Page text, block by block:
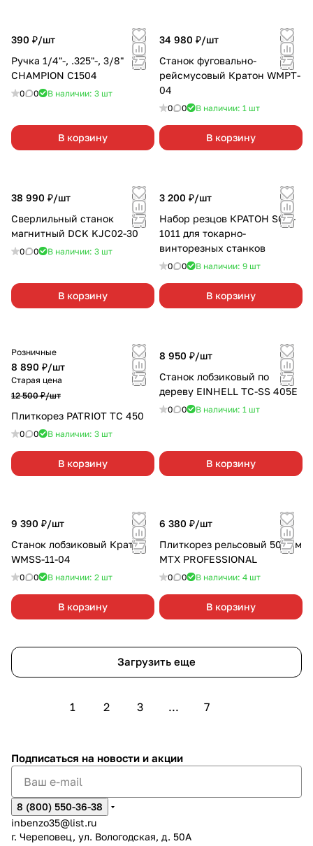
390 ₽/шт
Ручка 1/4"-, .325"-, 3/8"
CHAMPION C1504
0 0 В наличии: 3 шт
В корзину
34 980 ₽/шт
Станок фуговально-
рейсмусовый Кратон WMPT-
04
0 0 В наличии: 1 шт
В корзину
38 990 ₽/шт
Сверлильный станок
магнитный DCK KJC02-30
0 0 В наличии: 3 шт
В корзину
3 200 ₽/шт
Набор резцов КРАТОН SOC-
1011 для токарно-
винторезных станков
0 0 В наличии: 9 шт
В корзину
Розничные
8 890 ₽/шт
Старая цена
12 500 ₽/шт
Плиткорез PATRIOT ТС 450
0 0 В наличии: 3 шт
В корзину
8 950 ₽/шт
Станок лобзиковый по
дереву EINHELL TC-SS 405E
0 0 В наличии: 1 шт
В корзину
9 390 ₽/шт
Станок лобзиковый Кратон
WMSS-11-04
0 0 В наличии: 2 шт
В корзину
6 380 ₽/шт
Плиткорез рельсовый 500мм
MTX PROFESSIONAL
0 0 В наличии: 4 шт
В корзину
Загрузить еще
1 2 3 ... 7
Подписаться на новости и акции
8 (800) 550-36-38
inbenzo35@list.ru
г. Череповец, ул. Вологодская, д. 50А